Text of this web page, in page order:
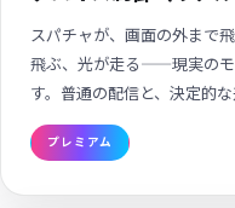
スパチャが、画面の外まで
飛ぶ、光が走る——現実のモ
す。普通の配信と、決定的な
プレミアム